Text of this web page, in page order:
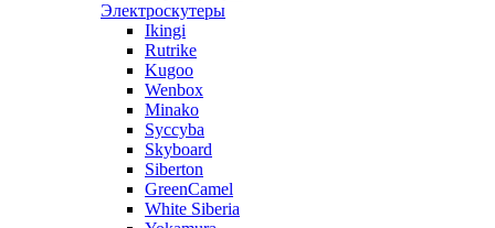
Электроскутеры
Ikingi
Rutrike
Kugoo
Wenbox
Minako
Syccyba
Skyboard
Siberton
GreenCamel
White Siberia